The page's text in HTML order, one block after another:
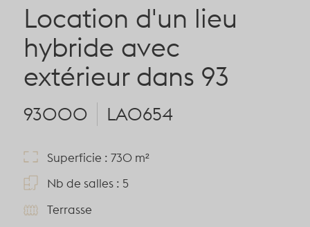
Location d'un lieu
hybride avec
extérieur dans 93
93000 LA0654
Superficie : 730 m²
Nb de salles : 5
Terrasse